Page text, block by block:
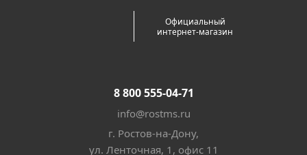
Официальный
интернет-магазин
8 800 555-04-71
info@rostms.ru
г. Ростов-на-Дону,
ул. Ленточная, 1, офис 11